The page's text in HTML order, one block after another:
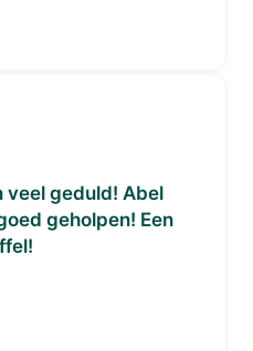
veel geduld! Abel
geholpen! Een